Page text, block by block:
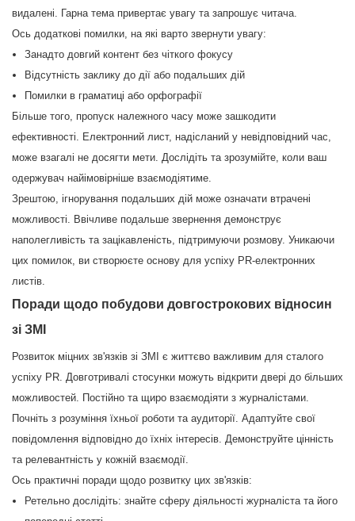
видалені. Гарна тема привертає увагу та запрошує читача.
Ось додаткові помилки, на які варто звернути увагу:
Занадто довгий контент без чіткого фокусу
Відсутність заклику до дії або подальших дій
Помилки в граматиці або орфографії
Більше того, пропуск належного часу може зашкодити
ефективності. Електронний лист, надісланий у невідповідний час,
може взагалі не досягти мети. Дослідіть та зрозумійте, коли ваш
одержувач найімовірніше взаємодіятиме.
Зрештою, ігнорування подальших дій може означати втрачені
можливості. Ввічливе подальше звернення демонструє
наполегливість та зацікавленість, підтримуючи розмову. Уникаючи
цих помилок, ви створюєте основу для успіху PR-електронних
листів.
Поради щодо побудови довгострокових відносин
зі ЗМІ
Розвиток міцних зв'язків зі ЗМІ є життєво важливим для сталого
успіху PR. Довготривалі стосунки можуть відкрити двері до більших
можливостей. Постійно та щиро взаємодіяти з журналістами.
Почніть з розуміння їхньої роботи та аудиторії. Адаптуйте свої
повідомлення відповідно до їхніх інтересів. Демонструйте цінність
та релевантність у кожній взаємодії.
Ось практичні поради щодо розвитку цих зв'язків:
Ретельно дослідіть: знайте сферу діяльності журналіста та його